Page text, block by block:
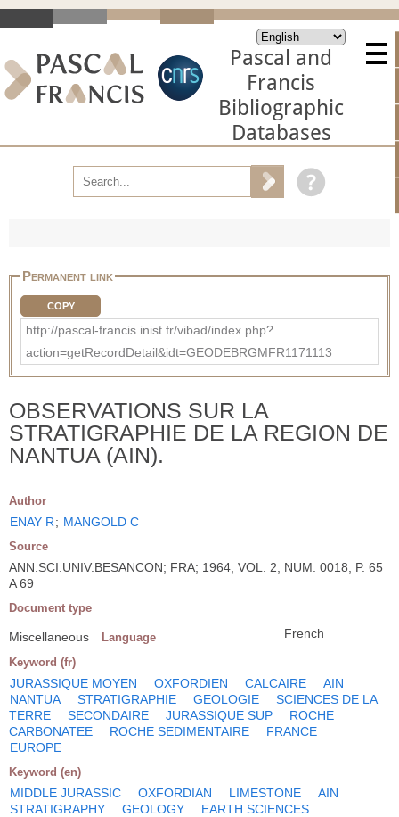
Pascal and
Francis
Bibliographic
Databases
Permanent link
COPY
http://pascal-francis.inist.fr/vibad/index.php?
action=getRecordDetail&idt=GEODEBRGMFR1171113
OBSERVATIONS SUR LA
STRATIGRAPHIE DE LA REGION DE
NANTUA (AIN).
Author
ENAY R; MANGOLD C
Source
ANN.SCI.UNIV.BESANCON; FRA; 1964, VOL. 2, NUM. 0018, P. 65
A 69
Document type
Miscellaneous Language French
Keyword (fr)
JURASSIQUE MOYEN OXFORDIEN CALCAIRE
AIN
NANTUA
STRATIGRAPHIE GEOLOGIE
SCIENCES DE LA
TERRE
SECONDAIRE JURASSIQUE SUP
ROCHE
CARBONATEE
ROCHE SEDIMENTAIRE
FRANCE
EUROPE
Keyword (en)
MIDDLE JURASSIC OXFORDIAN LIMESTONE
AIN
STRATIGRAPHY
GEOLOGY EARTH SCIENCES